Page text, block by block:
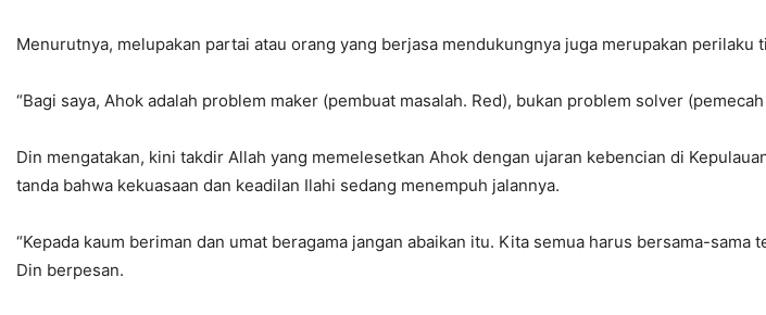
Menurutnya, melupakan partai atau orang yang berjasa mendukungnya juga merupakan
“Bagi saya, Ahok adalah problem maker (pembuat masalah. Red), bukan problem solver (pemecah
Din mengatakan, kini takdir Allah yang memelesetkan Ahok dengan ujaran kebencian di
tanda bahwa kekuasaan dan keadilan Ilahi sedang menempuh jalannya.
“Kepada kaum beriman dan umat beragama jangan abaikan itu. Kita semua harus bersama-
Din berpesan.